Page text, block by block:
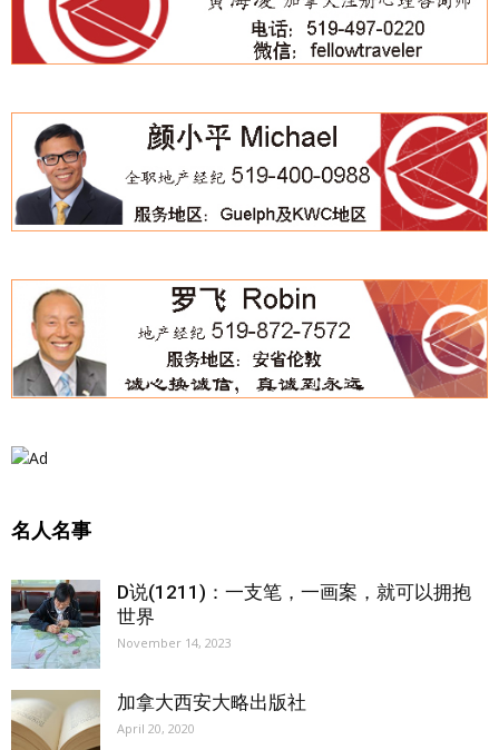
名人名事
D说(1211)：一支笔，一画案，就可以拥抱
世界
November 14, 2023
加拿大西安大略出版社
April 20, 2020